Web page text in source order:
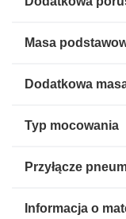
Masa
Dodatkowa
Typ mocowania
Przyłącze
Informacja o